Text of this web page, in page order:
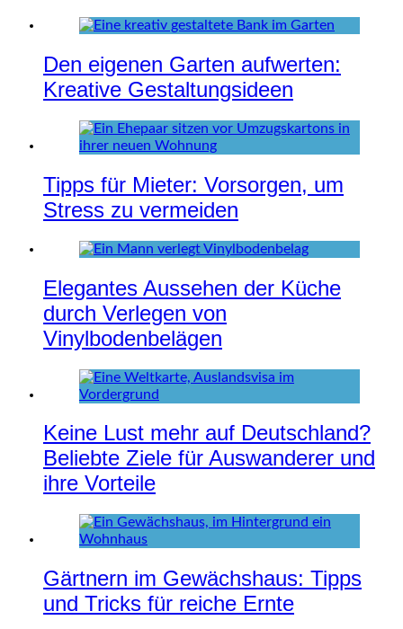
Den eigenen Garten aufwerten:
Kreative Gestaltungsideen
Tipps für Mieter: Vorsorgen, um
Stress zu vermeiden
Elegantes Aussehen der Küche
durch Verlegen von
Vinylbodenbelägen
Keine Lust mehr auf Deutschland?
Beliebte Ziele für Auswanderer und
ihre Vorteile
Gärtnern im Gewächshaus: Tipps
und Tricks für reiche Ernte